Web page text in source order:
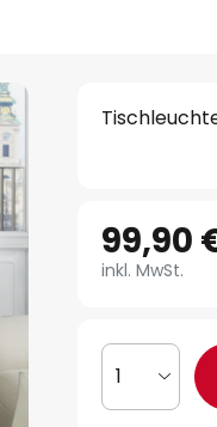
99,90
inkl. MwSt.
1